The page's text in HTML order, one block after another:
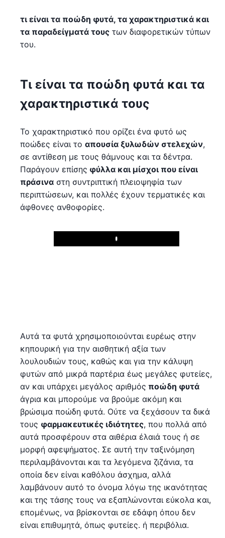
τι είναι τα ποώδη φυτά, τα χαρακτηριστικά και
τα παραδείγματά τους των διαφορετικών τύπων
του.
Τι είναι τα ποώδη φυτά και τα
χαρακτηριστικά τους
Το χαρακτηριστικό που ορίζει ένα φυτό ως
ποώδες είναι το απουσία ξυλωδών στελεχών,
σε αντίθεση με τους θάμνους και τα δέντρα.
Παράγουν επίσης φύλλα και μίσχοι που είναι
πράσινα στη συντριπτική πλειοψηφία των
περιπτώσεων, και πολλές έχουν τερματικές και
άφθονες ανθοφορίες.
Play
Αυτά τα φυτά χρησιμοποιούνται ευρέως στην
κηπουρική για την αισθητική αξία των
λουλουδιών τους, καθώς και για την κάλυψη
φυτών από μικρά παρτέρια έως μεγάλες φυτείες,
αν και υπάρχει μεγάλος αριθμός ποώδη φυτά
άγρια και μπορούμε να βρούμε ακόμη και
βρώσιμα ποώδη φυτά. Ούτε να ξεχάσουν τα δικά
τους φαρμακευτικές ιδιότητες, που πολλά από
αυτά προσφέρουν στα αιθέρια έλαιά τους ή σε
μορφή αφεψήματος. Σε αυτή την ταξινόμηση
περιλαμβάνονται και τα λεγόμενα ζιζάνια, τα
οποία δεν είναι καθόλου άσχημα, αλλά
λαμβάνουν αυτό το όνομα λόγω της ικανότητας
και της τάσης τους να εξαπλώνονται εύκολα και,
επομένως, να βρίσκονται σε εδάφη όπου δεν
είναι επιθυμητά, όπως φυτείες. ή περιβόλια.